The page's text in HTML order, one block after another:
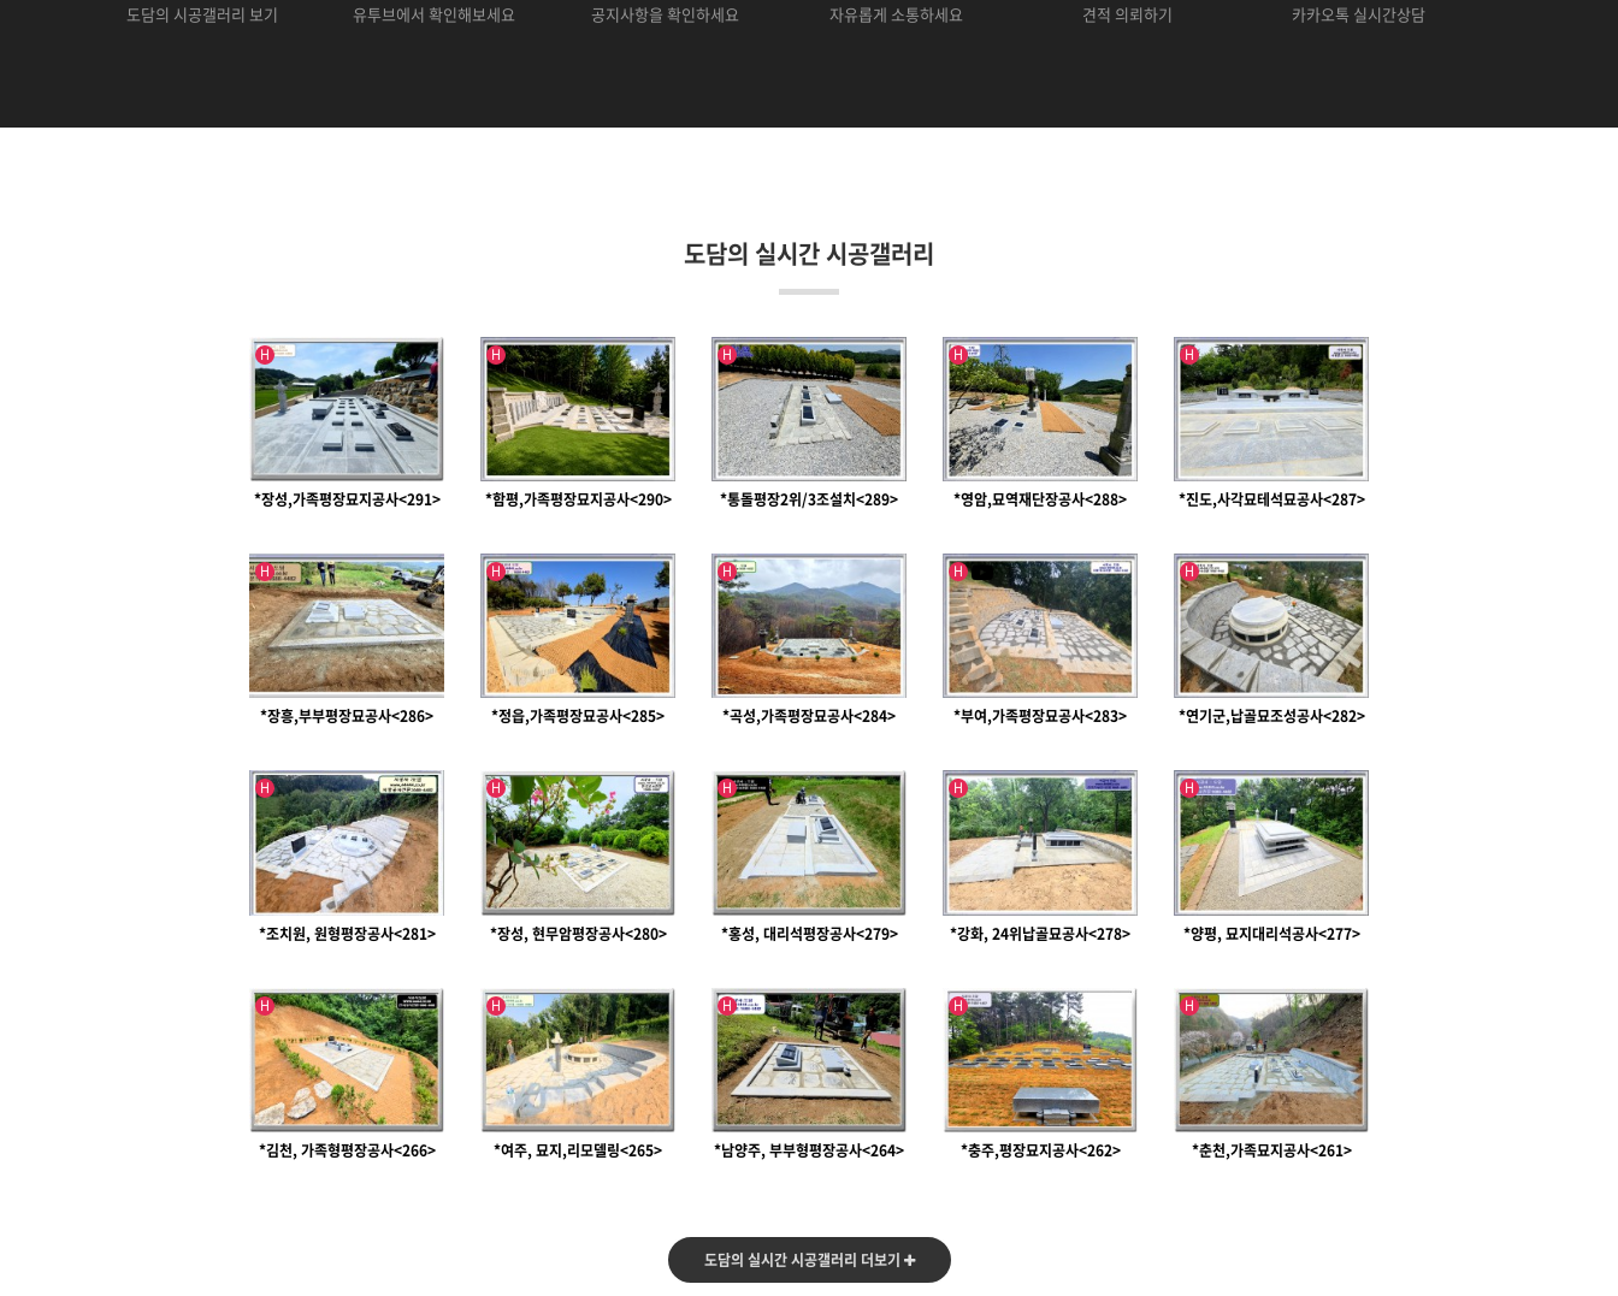
도담의 시공갤러리 보기 유투브에서 확인해보세요 공지사항을 확인하세요 자유롭게 소통하세요 견적 의뢰하기 카카오톡 실시간상담
도담의 실시간 시공갤러리
H
인기글
*장성,가족평장묘지공사<291>
H
인기글
*함평,가족평장묘지공사<290>
H
인기글
*통돌평장2위/3조설치<289>
H
인기글
*영암,묘역재단장공사<288>
H
인기글
*진도,사각묘테석묘공사<287>
H
인기글
*장흥,부부평장묘공사<286>
H
인기글
*정읍,가족평장묘공사<285>
H
인기글
*곡성,가족평장묘공사<284>
H
인기글
유투브영상
*부여,가족평장묘공사<283>
H
인기글
*연기군,납골묘조성공사<282>
H
인기글
*조치원, 원형평장공사<281>
H
인기글
*장성, 현무암평장공사<280>
H
인기글
*홍성, 대리석평장공사<279>
H
인기글
*강화, 24위납골묘공사<278>
H
인기글
*양평, 묘지대리석공사<277>
H
인기글
*김천, 가족형평장공사<266>
H
인기글
*여주, 묘지,리모델링<265>
H
인기글
*남양주, 부부형평장공사<264>
H
인기글
*충주,평장묘지공사<262>
H
인기글
*춘천,가족묘지공사<261>
도담의 실시간 시공갤러리 더보기